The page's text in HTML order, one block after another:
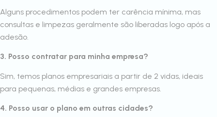
Alguns procedimentos podem ter carência mínima, mas
consultas e limpezas geralmente são liberadas logo após a
adesão.
3. Posso contratar para minha empresa?
Sim, temos planos empresariais a partir de 2 vidas, ideais
para pequenas, médias e grandes empresas.
4. Posso usar o plano em outras cidades?